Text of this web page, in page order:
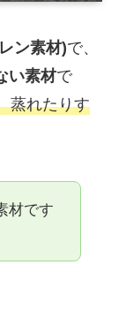
ン素材)で、
い素材で
蒸れたりす
材です